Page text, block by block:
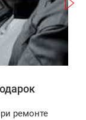
ремонте